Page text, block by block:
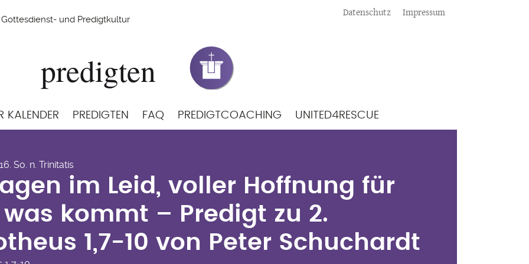
und Predigtkultur
Meta
Datenschutz Impressum
KALENDER PREDIGTEN FAQ PREDIGTCOACHING UNITED4RESCUE
was kommt – Predigt zu 2.
1,7-10 von Peter Schuchardt
So. n. Trinitatis
im Leid, voller Hoffnung für
was kommt – Predigt zu 2.
1,7-10 von Peter Schuchardt